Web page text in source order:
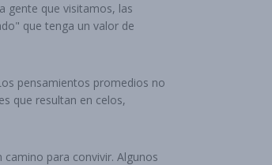
gente que visitamos, las
que tenga un valor de
pensamientos promedios no
que resultan en celos,
para convivir. Algunos